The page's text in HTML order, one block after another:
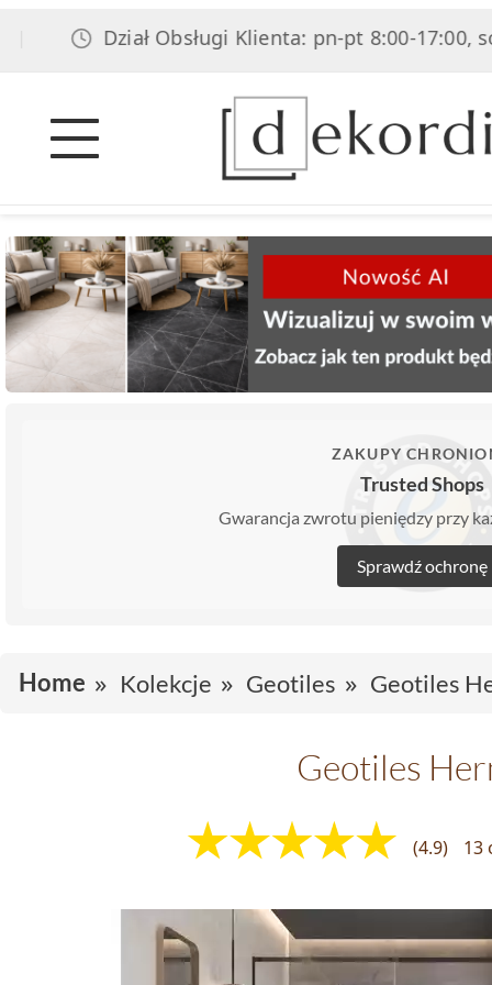
Dział Obsługi Klienta: pn-pt 8:00-17:00, sob 8:00-
ZAKUPY
Trusted Shops
Gwarancja zwrotu pieniędzy przy
Sprawdź ochronę
Home Kolekcje Geotiles Geotiles
Geotiles
(4.9) 13